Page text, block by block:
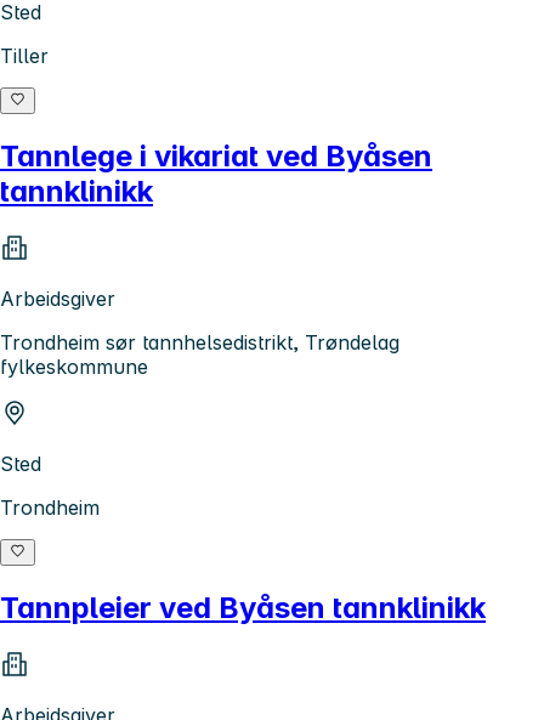
Sted
Tiller
Tannlege i vikariat ved Byåsen
tannklinikk
Arbeidsgiver
Trondheim sør tannhelsedistrikt, Trøndelag
fylkeskommune
Sted
Trondheim
Tannpleier ved Byåsen tannklinikk
Arbeidsgiver